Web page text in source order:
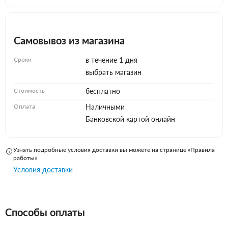
Самовывоз из магазина
Сроки
в течение 1 дня
выбрать магазин
Стоимость бесплатно
Оплата
Наличными
Банковской картой онлайн
Узнать подробные условия доставки вы можете на странице «Правила
работы»
Условия доставки
Способы оплаты